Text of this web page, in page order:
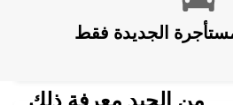
AARHUS - IKC
الجديدة فقط